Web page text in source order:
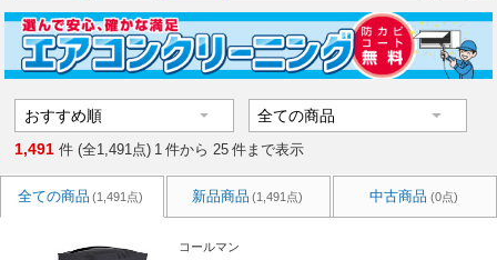
1,491 件 (全1,491点) 1 件から 25 件まで表示
全ての商品 (1,491点) 新品商品 (1,491点) 中古商品 (0点)
コールマン